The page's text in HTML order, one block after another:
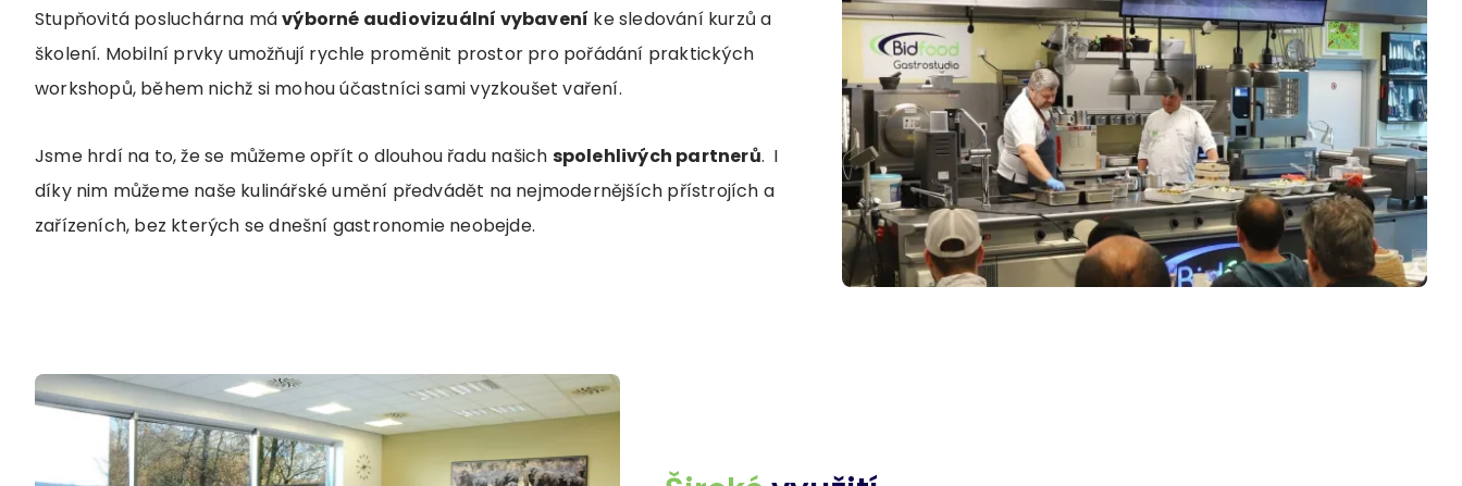
Stupňovitá posluchárna mávýborné audiovizuální vybavení ke sledování kurzů a
školení. Mobilní prvky umožňují rychle proměnit prostor pro pořádání praktických
workshopů, během nichž si mohou účastníci sami vyzkoušet vaření.
Jsme hrdí na to, že se můžeme opřít o dlouhou řadu našich spolehlivých partnerů. I
díky nim můžeme naše kulinářské umění předvádět na nejmodernějších přístrojích a
zařízeních, bez kterých se dnešní gastronomie neobejde.